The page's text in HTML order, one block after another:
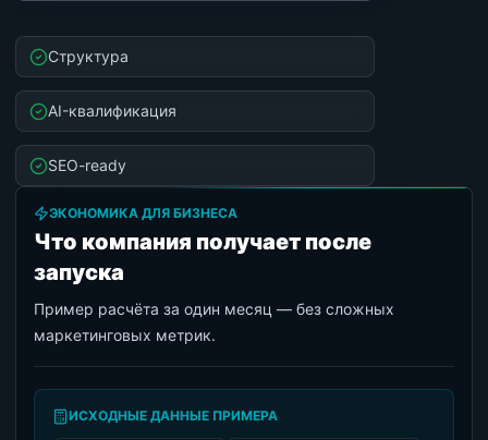
Структура
AI-квалификация
SEO-ready
ЭКОНОМИКА ДЛЯ БИЗНЕСА
Что компания получает после
запуска
Пример расчёта за один месяц — без сложных
маркетинговых метрик.
ИСХОДНЫЕ ДАННЫЕ ПРИМЕРА